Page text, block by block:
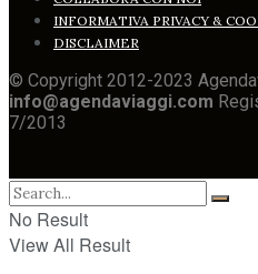
INFORMATIVA PRIVACY &
DISCLAIMER
© Copyright 2012-2023
info@agendaviaggi.com
7/2013
No Result
View All Result